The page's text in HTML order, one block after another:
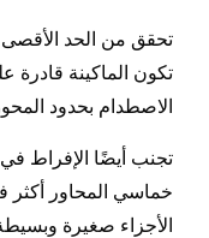
تحقق من الحد
تكون الماكينة قادرة
الاصطدام بحدود
تجنب أيضًا الإفراط
خماسي المحاور أكثر
الأجزاء صغيرة